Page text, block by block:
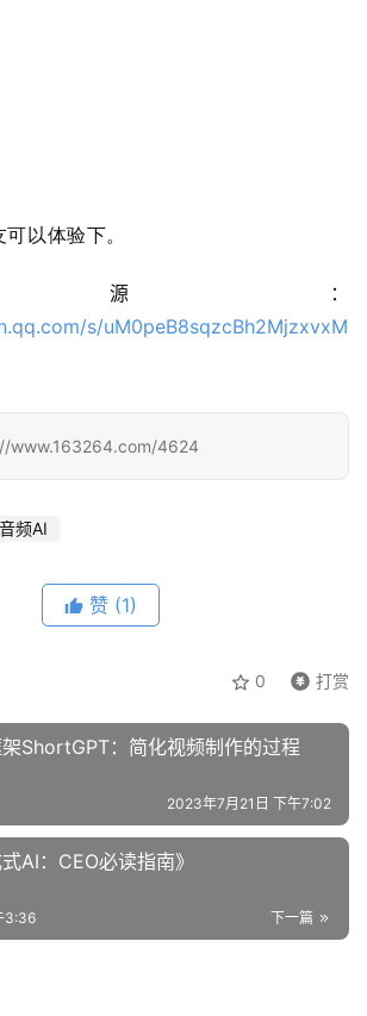
以体验下。
源：
s/uM0peB8sqzcBh2MjzxvxM
www.163264.com/4624
音频AI
赞 (1)
0 打赏
ShortGPT：简化视频制作的过程
2023年7月21日 下午7:02
AI：CEO必读指南》
下一篇
3:36